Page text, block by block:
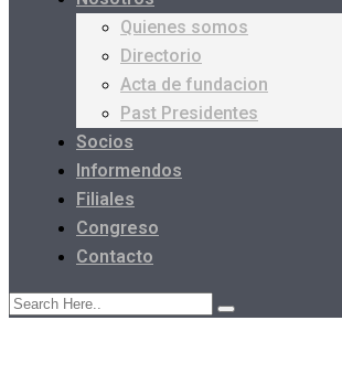
Quienes somos
Directorio
Acta de fundacion
Past Presidentes
Socios
Informendos
Filiales
Congreso
Contacto